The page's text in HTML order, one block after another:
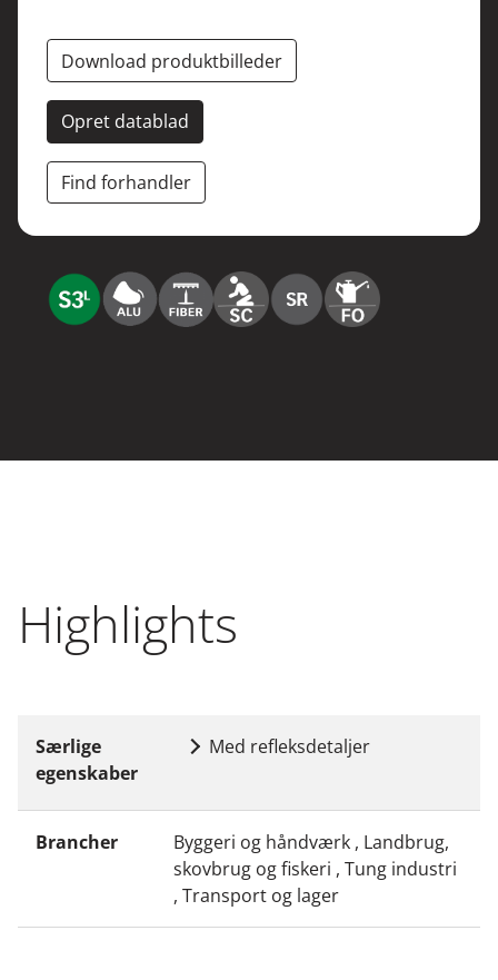
Download produktbilleder
Opret datablad
Find forhandler
Highlights
Særlige
egenskaber
Med refleksdetaljer
Brancher
Byggeri og håndværk , Landbrug,
skovbrug og fiskeri , Tung industri
, Transport og lager